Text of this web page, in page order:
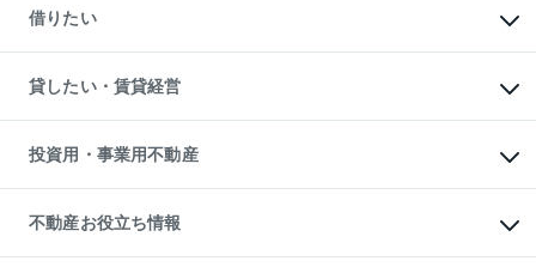
中古一戸建ての購入
不動産購入の流れ
注目キーワード物件特集
購入ガイド
English 繁体中文簡体中文
一戸建ての売却・査定
土地の売却・査定
スピードAI査定
不動産査定について
不動産売却の流れ
不動産買換えの流れ
売却ガイド
借りたい
オフィス・店舗の賃貸
借りるときの流れ
借りるガイド
貸したい・賃貸経営
マンション賃料データ
賃貸管理プラン
リロケーションについて
貸すガイド
投資用・事業用不動産
事業用不動産
マンション投資
投資用マンション
不動産お役立ち情報